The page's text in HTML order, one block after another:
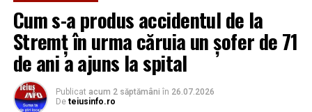
partenera, o femeie în vârstă de 28 de ani, în timp ce se
aflau la domiciliul acestuia.
Ulterior, acesta ar fi întreținut raporturi sexuale cu
femeia împotriva voinței acesteia, motiv pentru care
polițiștii efectuează cercetări și sub aspectul săvârșirii
infracțiunii de viol.
Cum s-a produs accidentul de la
Stremț în urma căruia un șofer de 71
de ani a ajuns la spital
Publicat acum 2 săptămâni în 26.07.2026
De teiusinfo.ro